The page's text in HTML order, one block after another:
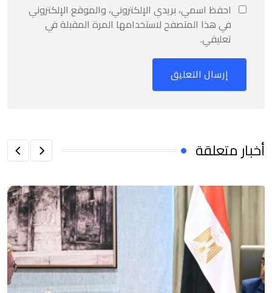
احفظ اسمي، بريدي الإلكتروني، والموقع الإلكتروني
في هذا المتصفح لاستخدامها المرة المقبلة في
تعليقي.
أخبار متعلقة